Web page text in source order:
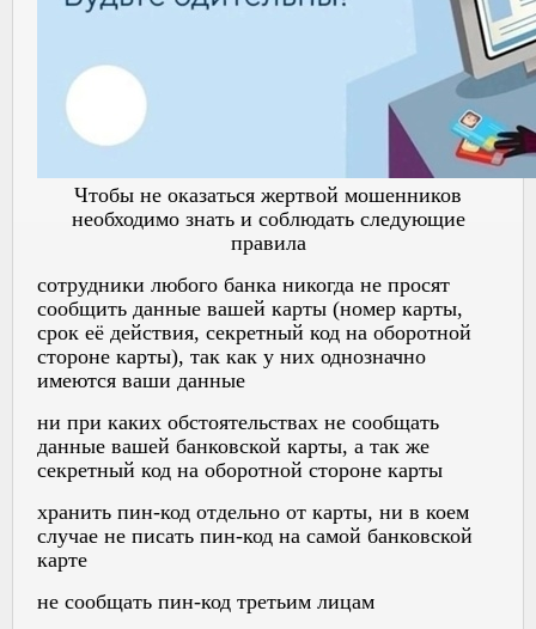
Чтобы не оказаться жертвой мошенников
необходимо знать и соблюдать следующие
правила
сотрудники любого банка никогда не просят
сообщить данные вашей карты (номер карты,
срок её действия, секретный код на оборотной
стороне карты), так как у них однозначно
имеются ваши данные
ни при каких обстоятельствах не сообщать
данные вашей банковской карты, а так же
секретный код на оборотной стороне карты
хранить пин-код отдельно от карты, ни в коем
случае не писать пин-код на самой банковской
карте
не сообщать пин-код третьим лицам